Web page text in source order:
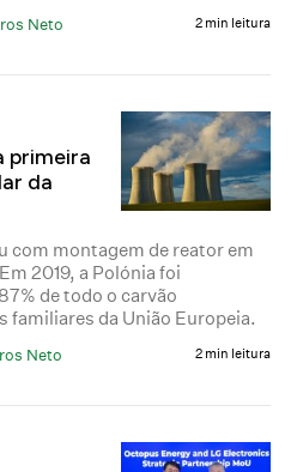
Neto 2 min leitura
primeira
da
com montagem de reator em
2019, a Polónia foi
de todo o carvão
familiares da União Europeia.
Neto 2 min leitura